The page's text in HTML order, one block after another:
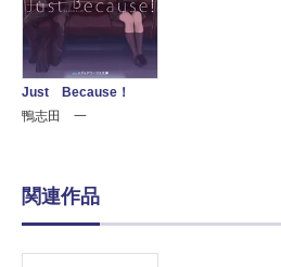
Just Because！
鴨志田 一
関連作品